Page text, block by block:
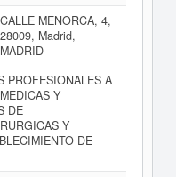
CALLE MENORCA, 4,
28009, Madrid,
MADRID
PROFESIONALES A
Y
DE
Y
DE